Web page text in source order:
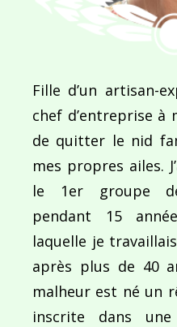
Fille d’un artisan-
chef d’entreprise à
de quitter le nid
mes propres ailes.
le 1er groupe
pendant 15
laquelle je
après plus de 40
malheur est né un
inscrite dans